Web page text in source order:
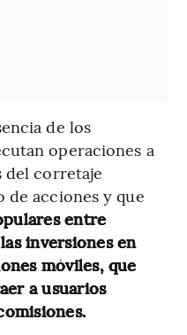
de los
operaciones a
del corretaje
acciones y que
entre
inversiones en
móviles, que
a usuarios